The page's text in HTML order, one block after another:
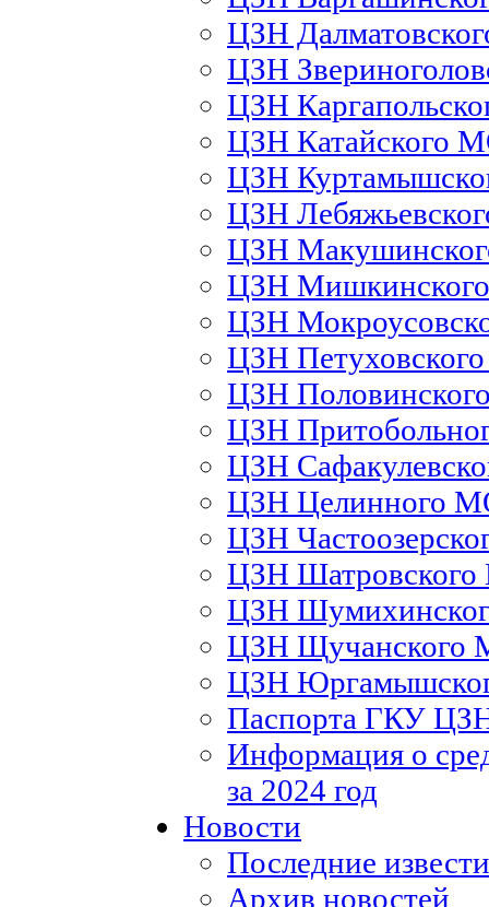
ЦЗН
ЦЗН
ЦЗН
ЦЗН Катайского
ЦЗН
ЦЗН
ЦЗН
ЦЗН
ЦЗН
ЦЗН
ЦЗН
ЦЗН
ЦЗН
ЦЗН Целинного
ЦЗН
ЦЗН
ЦЗН
ЦЗН Щучанского
ЦЗН
Паспорта ГКУ
Информация о
за 2024 год
Новости
Последние
Архив новостей